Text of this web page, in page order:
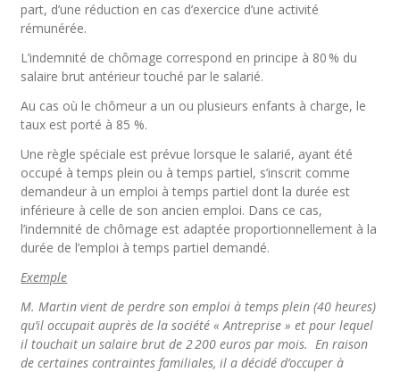
part, d’une réduction en cas d’exercice d’une activité
rémunérée.
L’indemnité de chômage correspond en principe à 80 % du
salaire brut antérieur touché par le salarié.
Au cas où le chômeur a un ou plusieurs enfants à charge, le
taux est porté à 85 %.
Une règle spéciale est prévue lorsque le salarié, ayant été
occupé à temps plein ou à temps partiel, s’inscrit comme
demandeur à un emploi à temps partiel dont la durée est
inférieure à celle de son ancien emploi. Dans ce cas,
l’indemnité de chômage est adaptée proportionnellement à la
durée de l’emploi à temps partiel demandé.
Exemple
M. Martin vient de perdre son emploi à temps plein (40 heures)
qu’il occupait auprès de la société « Antreprise » et pour lequel
il touchait un salaire brut de 2 200 euros par mois. En raison
de certaines contraintes familiales, il a décidé d’occuper à